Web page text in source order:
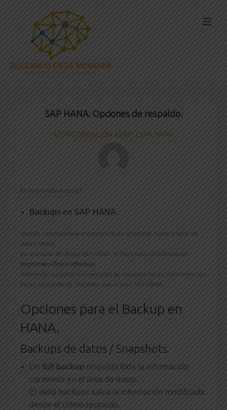
SAP HANA: Opciones de respaldo.
MONITORIZACIÓN SAP SAP HANA
En la entrada anterior:
Backups en SAP HANA.
Quedó constatada la importancia de respaldar nuestra base de
datos HANA.
En una base de datos SAP HANA, el flujo natural debiera ser:
Memoria–>Disco–> Backup.
Habiendo repasado brevemente las dos anteriores, centrémonos
en las opciones de respaldo que ofrece SAP HANA.
Opciones para el Backup en
HANA.
Backups de datos / Snapshots.
Un full backup respalda toda la información
contenida en el área de datos.
El delta backups salva la información modificada
desde el último respaldo.